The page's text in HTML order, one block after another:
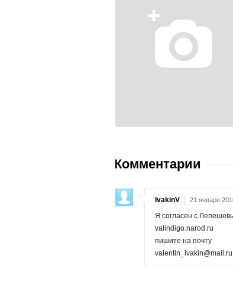
Комментарии
IvakinV 21 января
Я согласен с
valindigo.narod.ru
пишите на почту
valentin_ivakin@mail.ru